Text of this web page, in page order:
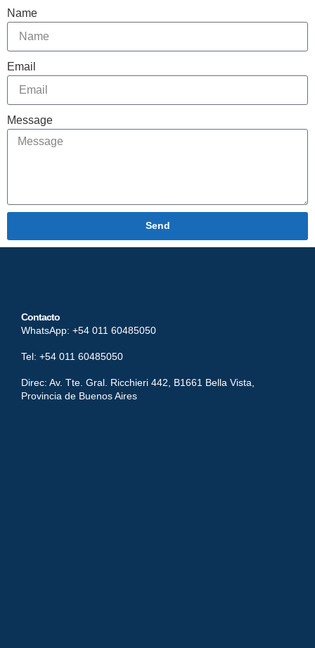
Name
Email
Message
Send
Alternative:
Contacto
WhatsApp: +54 011 60485050
Tel: +54 011 60485050
Direc: Av. Tte. Gral. Ricchieri 442, B1661 Bella Vista,
Provincia de Buenos Aires